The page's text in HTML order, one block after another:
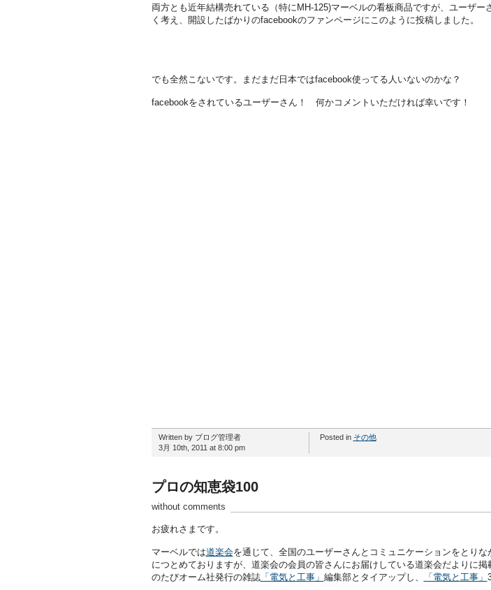
両方とも近年結構売れている（特にMH-125)マーベルの看板商品ですが、ユーザー
く考え、開設したばかりのfacebookのファンページにこのように投稿しました。
でも全然こないです。まだまだ日本ではfacebook使ってる人いないのかな？
facebookをされているユーザーさん！ 何かコメントいただければ幸いです！
Written by ブログ管理者
3月 10th, 2011 at 8:00 pm
Posted in その他
プロの知恵袋100
without comments
お疲れさまです。
マーベルでは道楽会を通じて、全国のユーザーさんとコミュニケーションをとり
につとめておりますが、道楽会の会員の皆さんにお届けしている道楽会だよりに
のたびオーム社発行の雑誌「電気と工事」 編集部とタイアップし、 「電気と工事」